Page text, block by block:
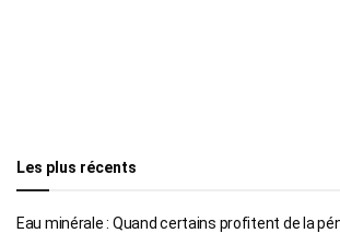
Les plus récents
Eau minérale : Quand certains profitent de la